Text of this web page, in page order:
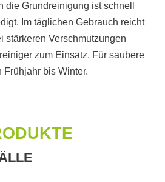
die Grundreinigung ist schnell
Im täglichen Gebrauch reicht
stärkeren Verschmutzungen
zum Einsatz. Für saubere
Frühjahr bis Winter.